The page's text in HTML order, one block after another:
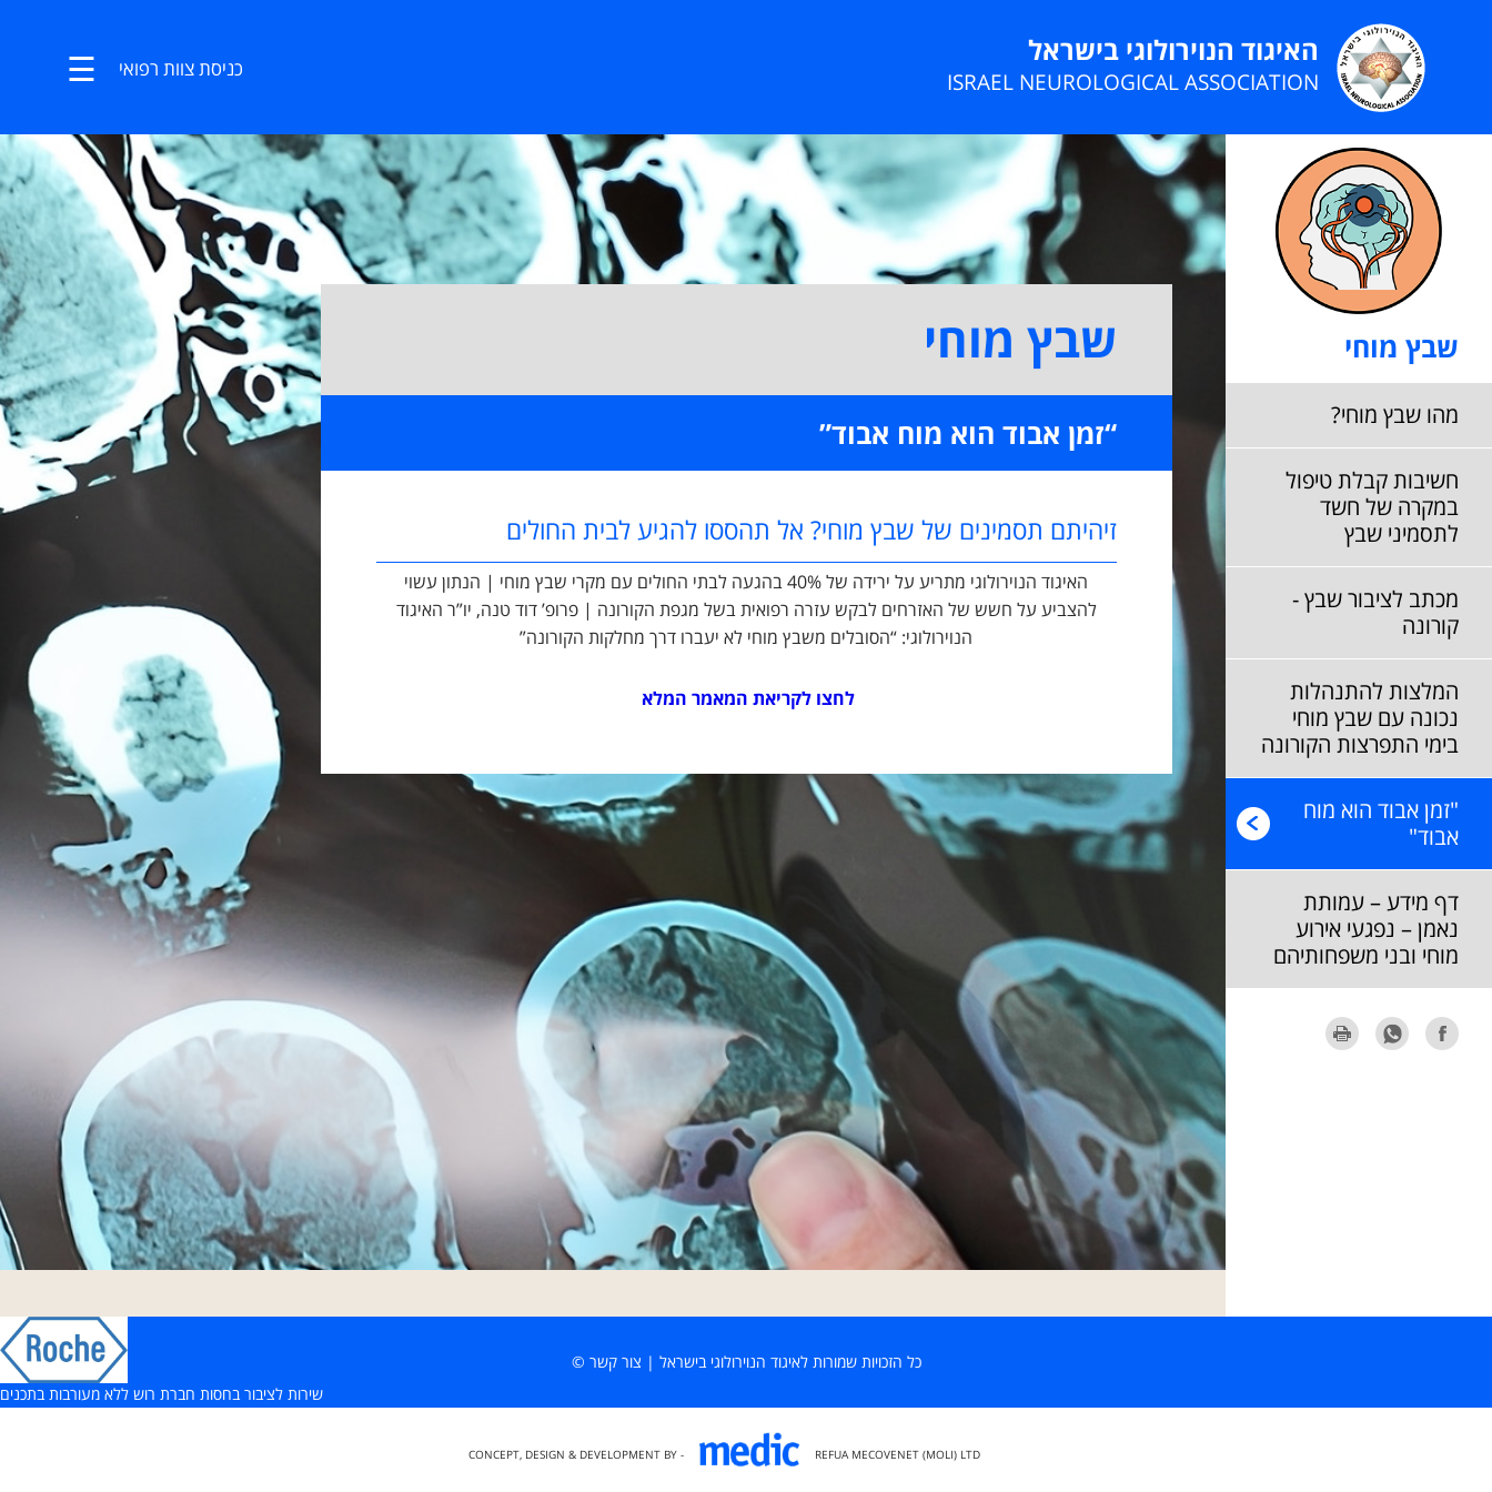
האיגוד הנוירולוגי בישראל
ISRAEL NEUROLOGICAL ASSOCIATION
☰ כניסת צוות רפואי
שבץ מוחי
מהו שבץ מוחי?
חשיבות קבלת טיפול
במקרה של חשד
לתסמיני שבץ
מכתב לציבור שבץ -
קורונה
המלצות להתנהלות
נכונה עם שבץ מוחי
בימי התפרצות הקורונה
"זמן אבוד הוא מוח
אבוד"
דף מידע – עמותת
נאמן – נפגעי אירוע
מוחי ובני משפחותיהם
שבץ מוחי
“זמן אבוד הוא מוח אבוד”
זיהיתם תסמינים של שבץ מוחי? אל תהססו להגיע לבית החולים
האיגוד הנוירולוגי מתריע על ירידה של 40% בהגעה לבתי החולים עם מקרי שבץ מוחי | הנתון עשוי
להצביע על חשש של האזרחים לבקש עזרה רפואית בשל מגפת הקורונה | פרופ’ דוד טנה, יו”ר האיגוד
הנוירולוגי: “הסובלים משבץ מוחי לא יעברו דרך מחלקות הקורונה”
לחצו לקריאת המאמר המלא
כל הזכויות שמורות לאיגוד הנוירולוגי בישראל | צור קשר ©
שירות לציבור בחסות חברת רוש ללא מעורבות בתכנים
CONCEPT, DESIGN & DEVELOPMENT BY - REFUA MECOVENET (MOLI) LTD